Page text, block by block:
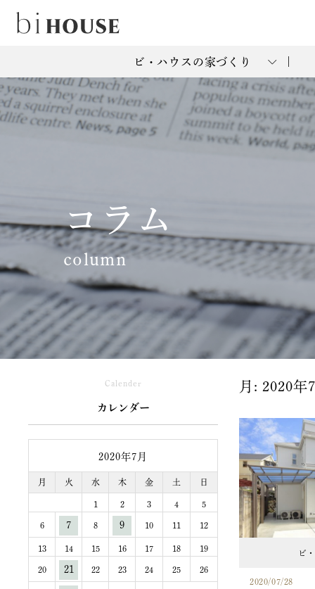
ビ・ハウスの家づくり
コラム
column
月: 2020年
ビ
2020/07/28
Calender
カレンダー
2020年7月
月 火 水 木 金 土 日
1 2 3 4 5
6 7 8 9 10 11 12
13 14 15 16 17 18 19
20 21 22 23 24 25 26